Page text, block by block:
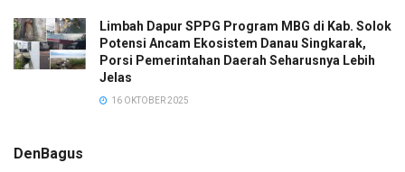
Limbah Dapur SPPG Program MBG di Kab. Solok
Potensi Ancam Ekosistem Danau Singkarak,
Porsi Pemerintahan Daerah Seharusnya Lebih
Jelas
16 OKTOBER 2025
DenBagus